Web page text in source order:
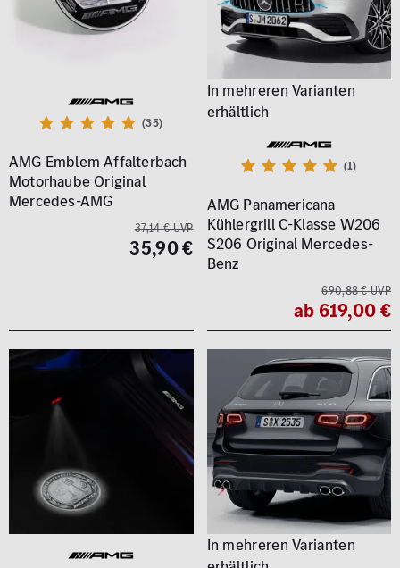
(35)
AMG Emblem Affalterbach
Motorhaube Original
Mercedes-AMG
37,14 € UVP
35,90 €
(1)
AMG Panamericana
Kühlergrill C-Klasse W206
S206 Original Mercedes-
Benz
690,88 € UVP
ab 619,00 €